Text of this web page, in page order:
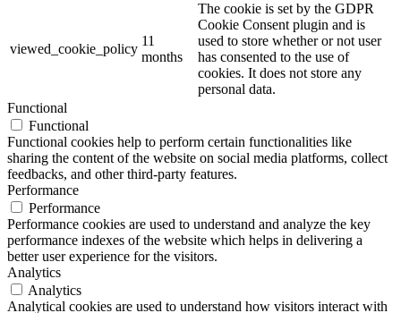
viewed_cookie_policy
11
months
The cookie is set by the GDPR
Cookie Consent plugin and is
used to store whether or not user
has consented to the use of
cookies. It does not store any
personal data.
Functional
Functional
Functional cookies help to perform certain functionalities like
sharing the content of the website on social media platforms, collect
feedbacks, and other third-party features.
Performance
Performance
Performance cookies are used to understand and analyze the key
performance indexes of the website which helps in delivering a
better user experience for the visitors.
Analytics
Analytics
Analytical cookies are used to understand how visitors interact with